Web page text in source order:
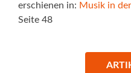
erschienen in: Musik in
Seite 48